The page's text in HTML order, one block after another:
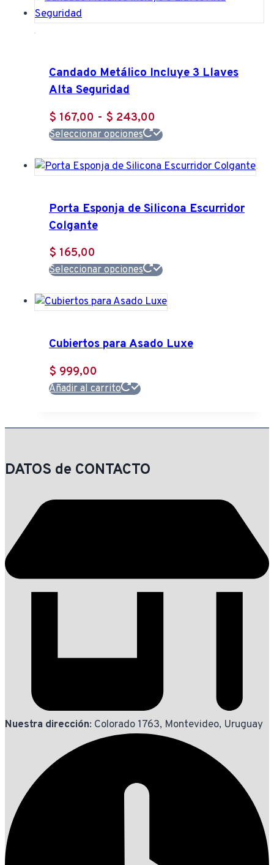
Candado Metálico Incluye 3 Llaves
Alta Seguridad
$ 167,00 - $ 243,00
de
desde
hasta
Seleccionar opciones
Este
tiene
Las
pueden
en
de
Porta Esponja de Silicona Escurridor
Colgante
$ 165,00
Seleccionar opciones
Este
tiene
Las
producto
Cubiertos para Asado Luxe
$ 999,00
Añadir al carrito
DATOS de CONTACTO
Nuestra dirección: Colorado 1763, Montevideo, Uruguay